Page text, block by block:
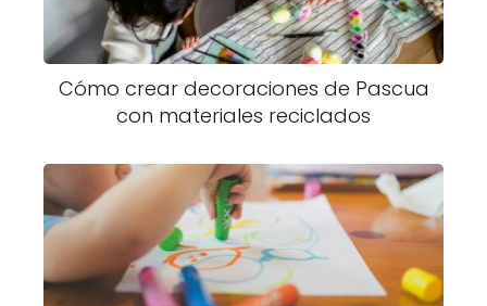
Cómo crear decoraciones de Pascua
con materiales reciclados